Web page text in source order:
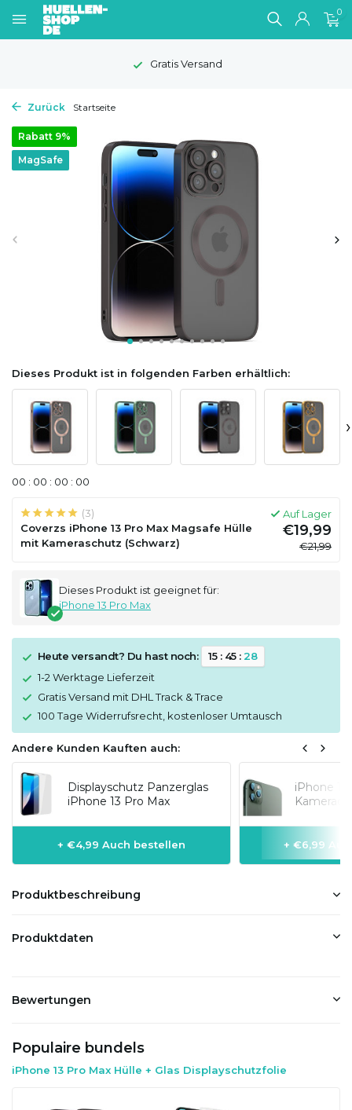
0
Zurück Startseite
Rabatt 9%
MagSafe
Dieses Produkt ist in folgenden Farben erhältlich:
›
00 : 00 : 00 : 00
(3)
Coverzs iPhone 13 Pro Max Magsafe Hülle
mit Kameraschutz (Schwarz)
Auf Lager
€19,99
€21,99
Dieses Produkt ist geeignet für:
iPhone 13 Pro Max
Heute versandt? Du hast noch: 15: 45: 27
1-2 Werktage Lieferzeit
Gratis Versand mit DHL Track & Trace
100 Tage Widerrufsrecht, kostenloser Umtausch
Andere Kunden Kauften auch:
Displayschutz Panzerglas
iPhone 13 Pro Max
+ €4,99 Auch bestellen
iPhone
+ €6,99
Produktbeschreibung
Produktdaten
Bewertungen
Populaire bundels
iPhone 13 Pro Max Hülle + Glas Displayschutzfolie